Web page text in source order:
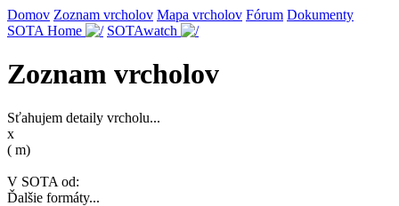
Domov Zoznam vrcholov Mapa vrcholov Fórum Dokumenty
SOTA Home
SOTAwatch
Zoznam vrcholov
Sťahujem detaily vrcholu...
x
( m)
V SOTA od:
Ďalšie formáty...